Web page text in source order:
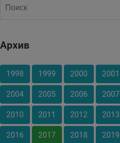
Архив
1998 1999 2000 2001
2004 2005 2006 2007
2010 2011 2012 2013
2016 2017 2018 2019